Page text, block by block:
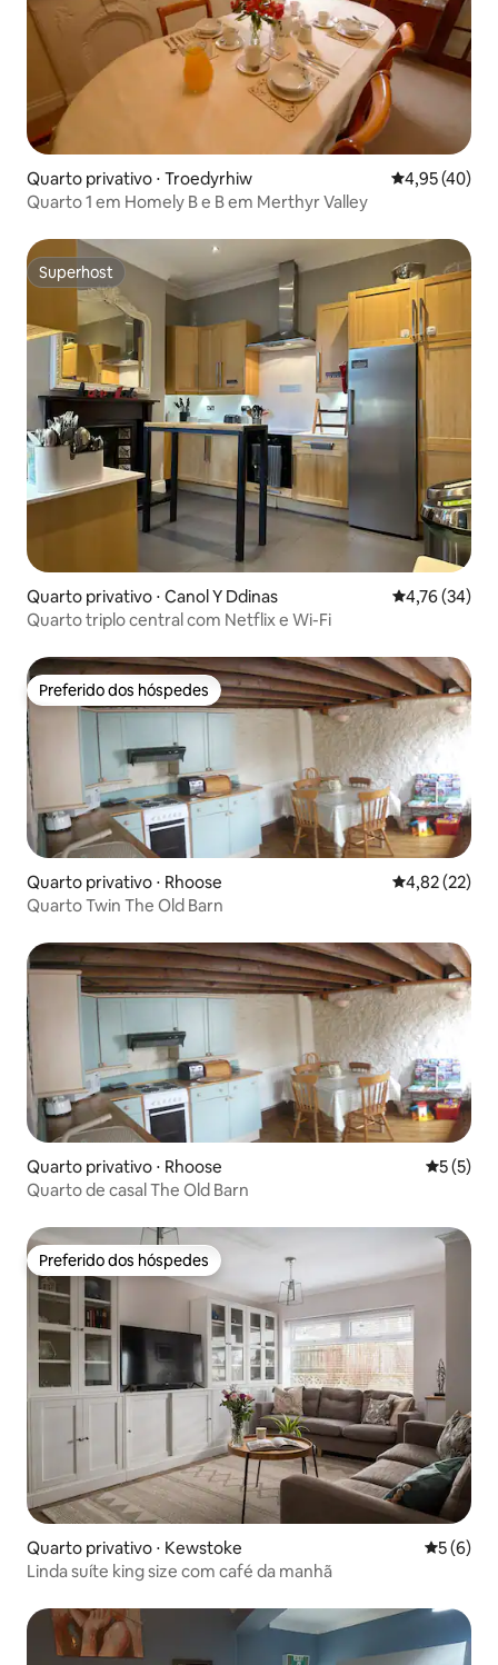
Quarto privativo ⋅ Troedyrhiw 4,95 de uma
4,95 (40)
Quarto 1 em Homely B e B em Merthyr Valley
Superhost
Superhost
Quarto privativo ⋅ Canol Y Ddinas 4,76 de uma
4,76 (34)
Quarto triplo central com Netflix e Wi-Fi
Preferido dos hóspedes
Preferido dos hóspedes
Quarto privativo ⋅ Rhoose 4,82 de uma
4,82 (22)
Quarto Twin The Old Barn
Quarto privativo ⋅ Rhoose 5 de
5 (5)
Quarto de casal The Old Barn
Preferido dos hóspedes
Preferido dos hóspedes
Quarto privativo ⋅ Kewstoke 5 de
5 (6)
Linda suíte king size com café da manhã